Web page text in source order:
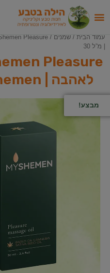
עמוד הבית / שמנים
| מ”ל 30
לאהבה | My Shemen | מ”ל 30
מבצע!